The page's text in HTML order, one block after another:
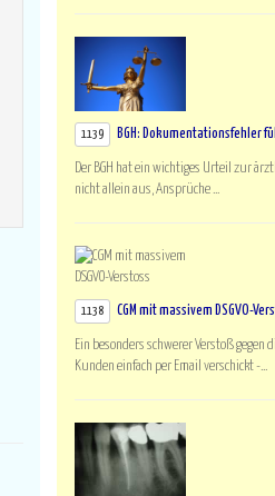
1139 BGH: Dokumentationsfehler
Der BGH hat ein wichtiges Urteil zur
nicht allein aus, Ansprüche ...
1138 CGM mit massivem DSGVO-
Ein besonders schwerer Verstoß
Kunden einfach per Email verschickt -...